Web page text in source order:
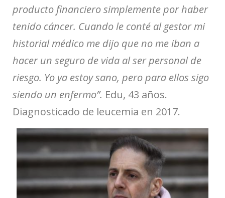
producto financiero simplemente por haber
tenido cáncer. Cuando le conté al gestor mi
historial médico me dijo que no me iban a
hacer un seguro de vida al ser personal de
riesgo. Yo ya estoy sano, pero para ellos sigo
siendo un enfermo”. Edu, 43 años.
Diagnosticado de leucemia en 2017.